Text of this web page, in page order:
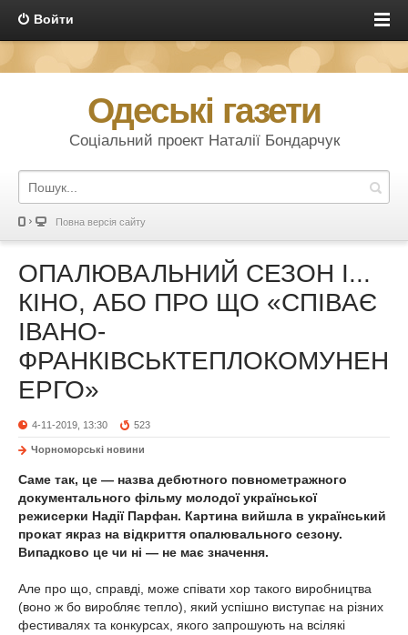
Войти
Одеські газети
Соціальний проект Наталії Бондарчук
Повна версія сайту
ОПАЛЮВАЛЬНИЙ СЕЗОН І...
КІНО, АБО ПРО ЩО «СПІВАЄ
ІВАНО-
ФРАНКІВСЬКТЕПЛОКОМУНЕН
ЕРГО»
4-11-2019, 13:30 523
Чорноморські новини
Саме так, це — назва дебютного повнометражного
документального фільму молодої української
режисерки Надії Парфан. Картина вийшла в український
прокат якраз на відкриття опалювального сезону.
Випадково це чи ні — не має значення.
Але про що, справді, може співати хор такого виробництва
(воно ж бо виробляє тепло), який успішно виступає на різних
фестивалях та конкурсах, якого запрошують на всілякі